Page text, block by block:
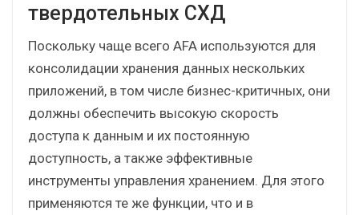
твердотельных СХД
Поскольку чаще всего AFA используются для
консолидации хранения данных нескольких
приложений, в том числе бизнес-критичных, они
должны обеспечить высокую скорость
доступа к данным и их постоянную
доступность, а также эффективные
инструменты управления хранением. Для этого
применяются те же функции, что и в